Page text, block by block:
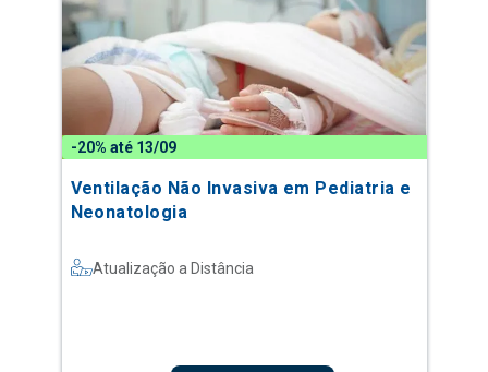
-20% até 13/09
Ventilação Não Invasiva em Pediatria e
Neonatologia
Atualização a Distância